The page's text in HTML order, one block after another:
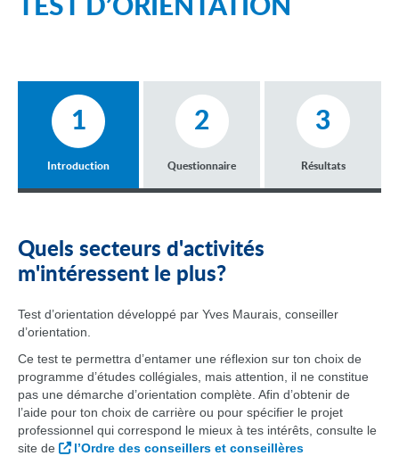
TEST D’ORIENTATION
1
Introduction
2
Questionnaire
3
Résultats
Quels secteurs d'activités
m'intéressent le plus?
Test d’orientation développé par Yves Maurais, conseiller
d’orientation.
Ce test te permettra d’entamer une réflexion sur ton choix de
programme d’études collégiales, mais attention, il ne constitue
pas une démarche d’orientation complète. Afin d’obtenir de
l’aide pour ton choix de carrière ou pour spécifier le projet
professionnel qui correspond le mieux à tes intérêts, consulte le
site de
l’Ordre des conseillers et conseillères